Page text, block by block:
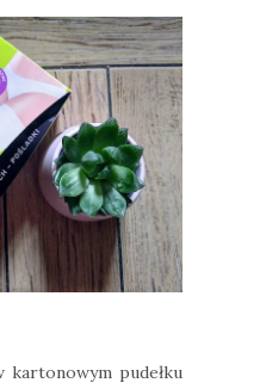
kartonowym pudełku